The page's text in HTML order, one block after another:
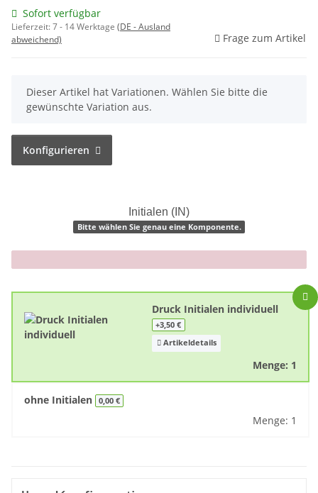
Sofort verfügbar
Lieferzeit:7 - 14 Werktage (DE - Ausland
abweichend)
Frage zum Artikel
x
Dieser Artikel hat Variationen. Wählen Sie bitte die
gewünschte Variation aus.
Konfigurieren
Initialen (IN)
Bitte wählen Sie genau eine Komponente.
x
Druck Initialen individuell
+3,50 €
Artikeldetails
Menge: 1
ohne Initialen 0,00 €
Menge: 1